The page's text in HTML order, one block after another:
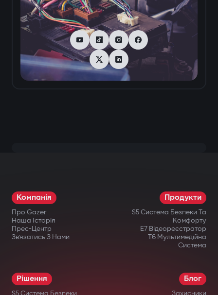
Компанія
Про Gazer
Наша Історія
Прес-Центр
Зв’язатись З Нами
Продукти
S5 Система Безпеки Та
Комфорту
E7 Відеореєстратор
T6 Мультимедійна
Система
Рішення
S5 Система Безпеки
Блог
Захисники